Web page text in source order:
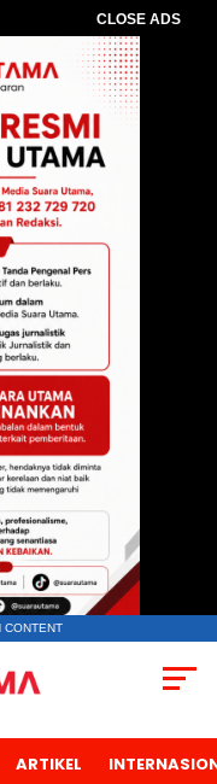
CLOSE ADS
CONTENT
ARTIKEL